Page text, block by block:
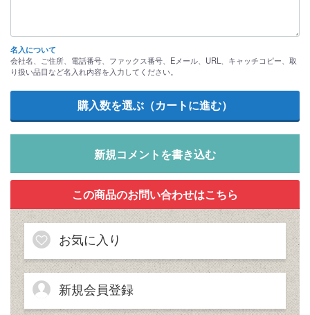
名入について
会社名、ご住所、電話番号、ファックス番号、Eメール、URL、キャッチコピー、取
り扱い品目など名入れ内容を入力してください。
新規コメントを書き込む
お気に入り
新規会員登録